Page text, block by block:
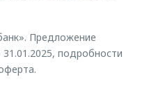
Предложение
подробности